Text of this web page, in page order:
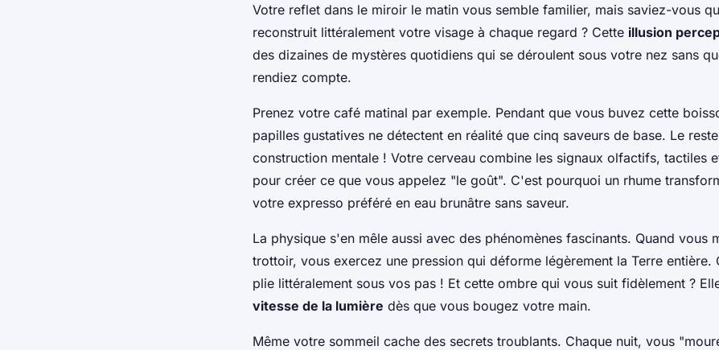
Votre reflet dans le miroir le matin vous semble familier, mais saviez-vous
reconstruit littéralement votre visage à chaque regard ? Cette illusion
des dizaines de mystères quotidiens qui se déroulent sous votre nez sans
rendiez compte.
Prenez votre café matinal par exemple. Pendant que vous buvez cette
papilles gustatives ne détectent en réalité que cinq saveurs de base. Le
construction mentale ! Votre cerveau combine les signaux olfactifs, tactiles
pour créer ce que vous appelez "le goût". C'est pourquoi un rhume
votre expresso préféré en eau brunâtre sans saveur.
La physique s'en mêle aussi avec des phénomènes fascinants. Quand vous
trottoir, vous exercez une pression qui déforme légèrement la Terre entière.
plie littéralement sous vos pas ! Et cette ombre qui vous suit fidèlement ?
vitesse de la lumière dès que vous bougez votre main.
Même votre sommeil cache des secrets troublants. Chaque nuit, vous